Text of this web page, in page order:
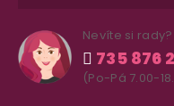
Nevíte si
735 876
(Po-Pá 7.00-